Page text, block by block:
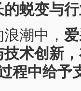
蜕变与
潮中，
术创新
程中给予